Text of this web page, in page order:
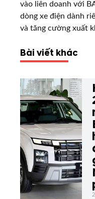
vào liên doanh với
dòng xe điện dành
và tăng cường xuất
Bài viết khác